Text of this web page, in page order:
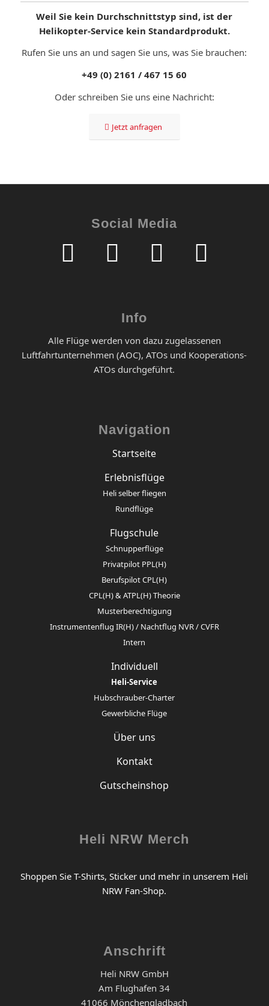
Weil Sie kein Durchschnittstyp sind, ist der
Helikopter-Service kein Standardprodukt.
Rufen Sie uns an und sagen Sie uns, was Sie brauchen:
+49 (0) 2161 / 467 15 60
Oder schreiben Sie uns eine Nachricht:
Jetzt anfragen
Social Media
Info
Alle Flüge werden von dazu zugelassenen
Luftfahrtunternehmen (AOC), ATOs und Kooperations-
ATOs durchgeführt.
Navigation
Startseite
Erlebnisflüge
Heli selber fliegen
Rundflüge
Flugschule
Schnupperflüge
Privatpilot PPL(H)
Berufspilot CPL(H)
CPL(H) & ATPL(H) Theorie
Musterberechtigung
Instrumentenflug IR(H) / Nachtflug NVR / CVFR
Intern
Individuell
Heli-Service
Hubschrauber-Charter
Gewerbliche Flüge
Über uns
Kontakt
Gutscheinshop
Heli NRW Merch
Shoppen Sie T-Shirts, Sticker und mehr in unserem Heli
NRW Fan-Shop.
Anschrift
Heli NRW GmbH
Am Flughafen 34
41066 Mönchengladbach